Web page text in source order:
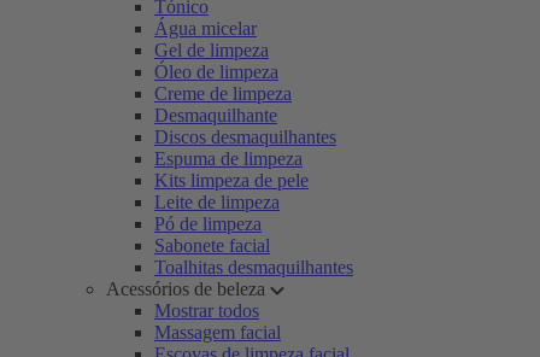
Tónico
Água micelar
Gel de limpeza
Óleo de limpeza
Creme de limpeza
Desmaquilhante
Discos desmaquilhantes
Espuma de limpeza
Kits limpeza de pele
Leite de limpeza
Pó de limpeza
Sabonete facial
Toalhitas desmaquilhantes
Acessórios de beleza
Mostrar todos
Massagem facial